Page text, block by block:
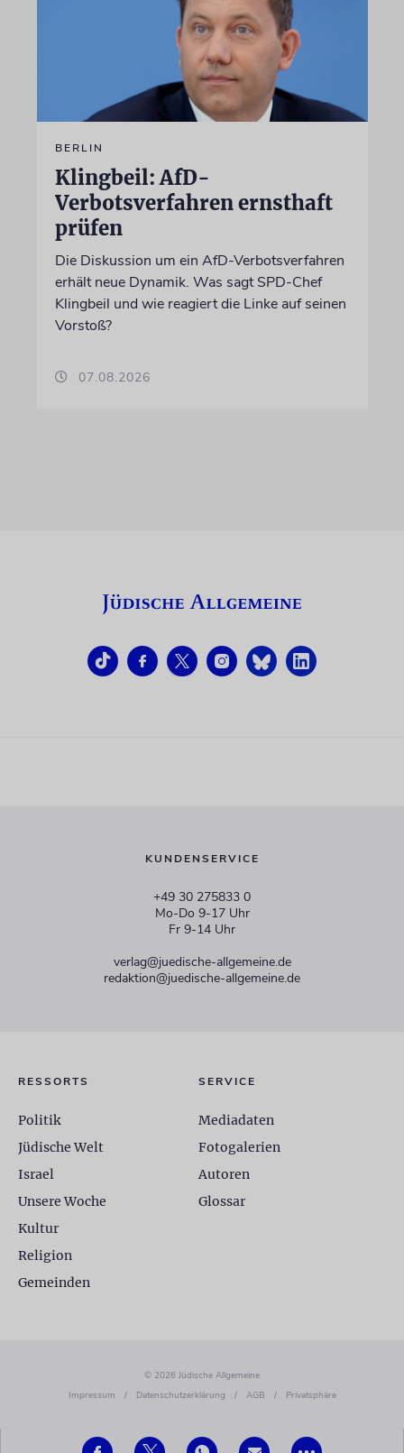
BERLIN
Klingbeil: AfD-
Verbotsverfahren ernsthaft
prüfen
Die Diskussion um ein AfD-Verbotsverfahren
erhält neue Dynamik. Was sagt SPD-Chef
Klingbeil und wie reagiert die Linke auf seinen
Vorstoß?
07.08.2026
KUNDENSERVICE
+49 30 275833 0
Mo-Do 9-17 Uhr
Fr 9-14 Uhr
verlag@juedische-allgemeine.de
redaktion@juedische-allgemeine.de
RESSORTS
Politik
Jüdische Welt
Israel
Unsere Woche
Kultur
Religion
Gemeinden
SERVICE
Mediadaten
Fotogalerien
Autoren
Glossar
© 2026 Jüdische Allgemeine
Impressum
/ Datenschutzerklärung / AGB / Privatsphäre